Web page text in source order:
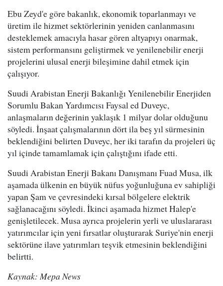
Ebu Zeyd'e göre bakanlık, ekonomik toparlanmayı ve
üretim ile hizmet sektörlerinin yeniden canlanmasını
desteklemek amacıyla hasar gören altyapıyı onarmak,
sistem performansını geliştirmek ve yenilenebilir enerji
projelerini ulusal enerji bileşimine dahil etmek için
çalışıyor.
Suudi Arabistan Enerji Bakanlığı Yenilenebilir Enerjiden
Sorumlu Bakan Yardımcısı Faysal ed Duveyc,
anlaşmaların değerinin yaklaşık 1 milyar dolar olduğunu
söyledi. İnşaat çalışmalarının dört ila beş yıl sürmesinin
beklendiğini belirten Duveyc, her iki tarafın da projeleri üç
yıl içinde tamamlamak için çalıştığını ifade etti.
Suudi Arabistan Enerji Bakanı Danışmanı Fuad Musa, ilk
aşamada ülkenin en büyük nüfus yoğunluğuna ev sahipliği
yapan Şam ve çevresindeki kırsal bölgelere elektrik
sağlanacağını söyledi. İkinci aşamada hizmet Halep'e
genişletilecek. Musa ayrıca projelerin yerli ve uluslararası
yatırımcılar için yeni fırsatlar oluşturarak Suriye'nin enerji
sektörüne ilave yatırımları teşvik etmesinin beklendiğini
belirtti.
Kaynak: Mepa News